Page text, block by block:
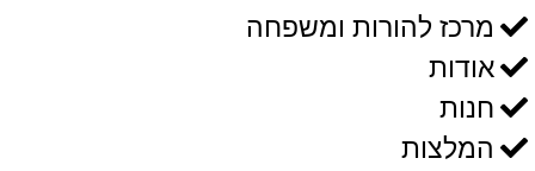
מרכז להורות ומשפחה
אודות
חנות
המלצות